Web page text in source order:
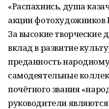
«Распахнись, душа
акции фотохудожников
За высокие творческие
вклад в развитие
преданность
самодеятельные
почётного звания
руководители